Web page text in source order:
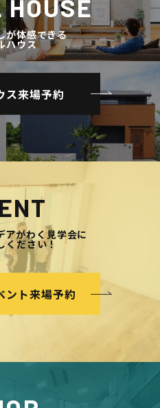
シー
HOUSE
が体感できる
ハウス
ス来場予約
アがわく見学会に
ください！
ント来場予約